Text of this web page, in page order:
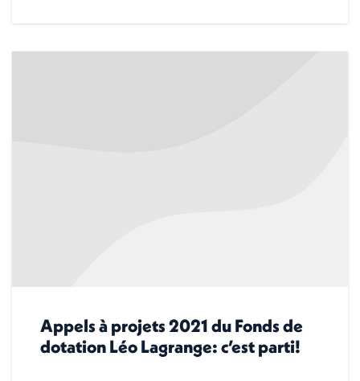
Appels à projets 2021 du Fonds de
dotation Léo Lagrange: c’est parti!